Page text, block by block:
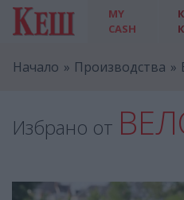
MY
CASH
Начало Производства
Избрано от